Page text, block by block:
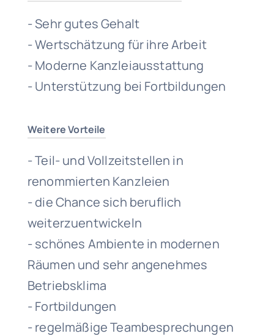
- Sehr gutes Gehalt
- Wertschätzung für ihre Arbeit
- Moderne Kanzleiausstattung
- Unterstützung bei Fortbildungen
Weitere Vorteile
- Teil- und Vollzeitstellen in
renommierten Kanzleien
- die Chance sich beruflich
weiterzuentwickeln
- schönes Ambiente in modernen
Räumen und sehr angenehmes
Betriebsklima
- Fortbildungen
- regelmäßige Teambesprechungen